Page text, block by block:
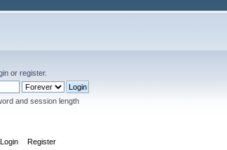
orregister.
and session length
Login Register